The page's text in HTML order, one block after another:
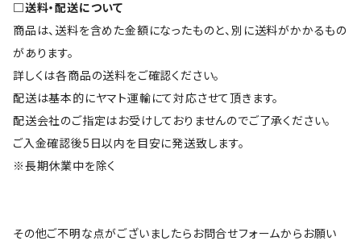
□送料・配送について
商品は、送料を含めた金額になったものと、別に送料がかかるもの
があります。
詳しくは各商品の送料をご確認ください。
配送は基本的にヤマト運輸にて対応させて頂きます。
配送会社のご指定はお受けしておりませんのでご了承ください。
ご入金確認後5日以内を目安に発送致します。
※長期休業中を除く
その他ご不明な点がございましたらお問合せフォームからお願い